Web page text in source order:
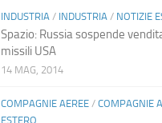
INDUSTRIA / INDUSTRIA / NOTIZIE
Spazio: Russia sospende
missili USA
14 MAG, 2014
COMPAGNIE AEREE / COMPAGNIE
ESTERO